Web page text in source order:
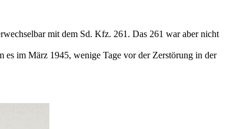
mit dem Sd. Kfz. 261. Das 261 war aber nicht
im März 1945, wenige Tage vor der Zerstörung in der